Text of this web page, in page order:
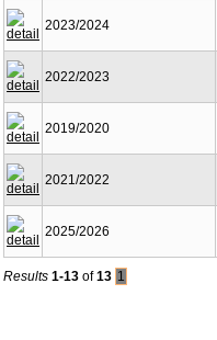
2023/2024
2022/2023
2019/2020
2021/2022
2025/2026
Results 1-13 of13 1